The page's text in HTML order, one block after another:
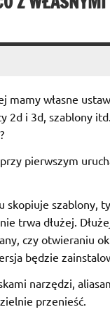
mamy własne
2d i 3d, szablony
pierwszym
szablony,
trwa dłużej.
czy otwieraniu
będzie
narzędzi,
przenieść.